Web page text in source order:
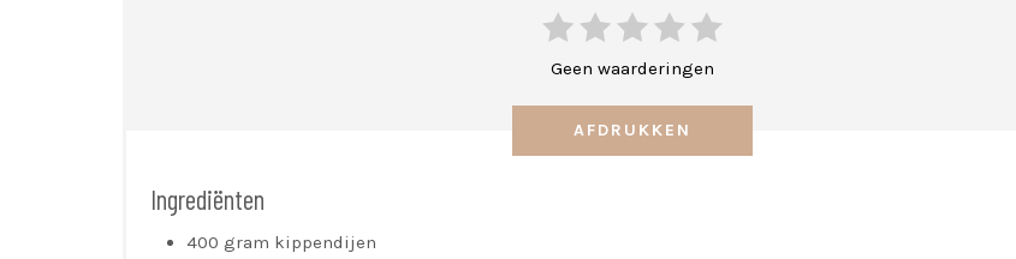
Geen waarderingen
AFDRUKKEN
Ingrediënten
400 gram kippendijen